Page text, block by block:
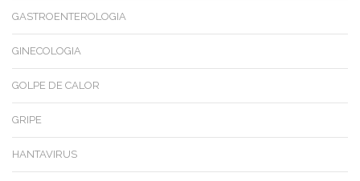
GASTROENTEROLOGIA
GINECOLOGIA
GOLPE DE CALOR
GRIPE
HANTAVIRUS